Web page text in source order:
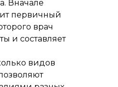
Вначале
первичный
врач
и составляет
видов